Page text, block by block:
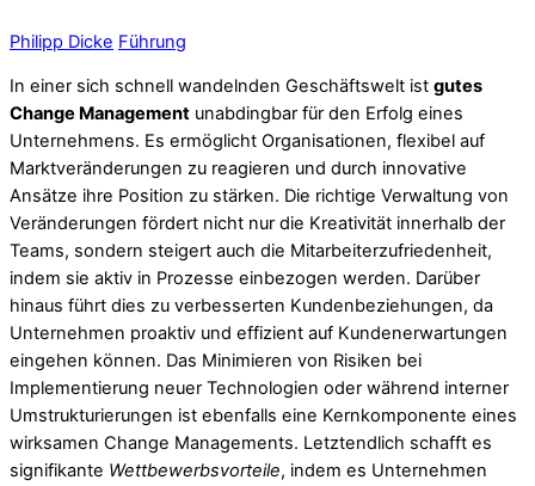
Philipp Dicke Führung
In einer sich schnell wandelnden Geschäftswelt ist gutes
Change Management unabdingbar für den Erfolg eines
Unternehmens. Es ermöglicht Organisationen, flexibel auf
Marktveränderungen zu reagieren und durch innovative
Ansätze ihre Position zu stärken. Die richtige Verwaltung von
Veränderungen fördert nicht nur die Kreativität innerhalb der
Teams, sondern steigert auch die Mitarbeiterzufriedenheit,
indem sie aktiv in Prozesse einbezogen werden. Darüber
hinaus führt dies zu verbesserten Kundenbeziehungen, da
Unternehmen proaktiv und effizient auf Kundenerwartungen
eingehen können. Das Minimieren von Risiken bei
Implementierung neuer Technologien oder während interner
Umstrukturierungen ist ebenfalls eine Kernkomponente eines
wirksamen Change Managements. Letztendlich schafft es
signifikante Wettbewerbsvorteile, indem es Unternehmen